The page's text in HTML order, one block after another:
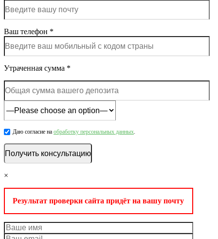
Ваш телефон *
Утраченная сумма *
Даю согласие на обработку персональных данных.
×
Результат проверки сайта придёт на вашу почту